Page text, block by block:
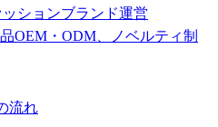
ッションブランド運営
OEM・ODM、ノベルティ制
流れ